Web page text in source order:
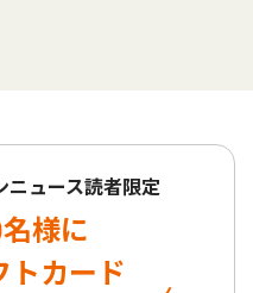
ニュース読者限定
様に
トカード